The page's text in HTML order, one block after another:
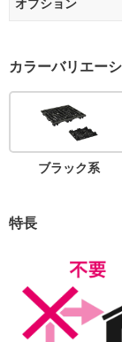
オプション
カラーバリエー
ブラック系
特長